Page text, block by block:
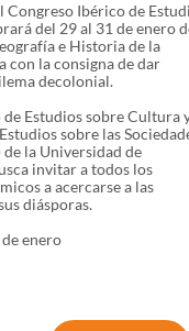
Congreso Ibérico de
del 29 al 31 de enero
e Historia de la
con la consigna de dar
decolonial.
Estudios sobre Cultura
sobre las
la Universidad de
invitar a todos los
a acercarse a las
diásporas.
enero